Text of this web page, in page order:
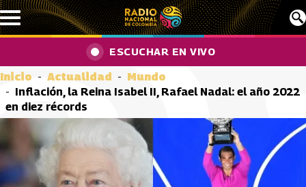
Pasar al contenido principal
ESCUCHAR EN VIVO
Inicio Actualidad
Mundo
Inflación, la Reina Isabel II, Rafael Nadal: el año 2022
en diez récords